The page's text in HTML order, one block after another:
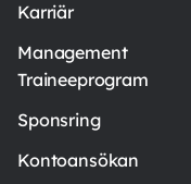
Karriär
Management
Traineeprogram
Sponsring
Kontoansökan